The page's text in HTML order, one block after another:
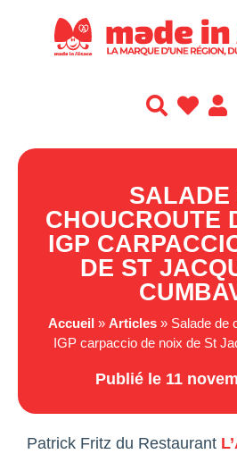
SALADE
CHOUCROUTE
IGP
DE ST
Accueil » Articles » Salade de
IGP carpaccio de noix de St
Publié le 11
Patrick Fritz du Restaurant